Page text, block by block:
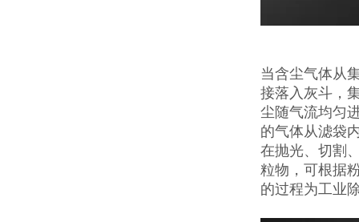
当含尘气体从
接落入灰斗，
尘随气流均匀
的气体从滤袋
在抛光、切割
粒物，可根据
的过程为工业